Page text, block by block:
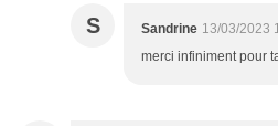
S Sandrine 13/03/2023
merci infiniment pour